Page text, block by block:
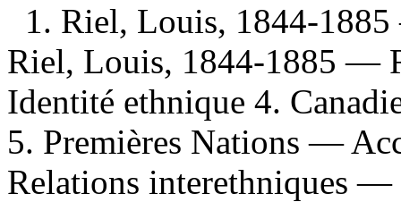
1. Riel, Louis, 1844-
Riel, Louis, 1844-1885 —
Identité ethnique 4.
5. Premières Nations —
Relations interethniques